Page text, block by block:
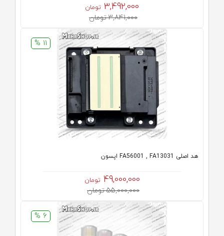
3,492,000 تومان
3,841,000 تومان
11 %
هد اصلی FA56001 , FA13031 اپسون
49,000,000 تومان
55,000,000 تومان
6 %